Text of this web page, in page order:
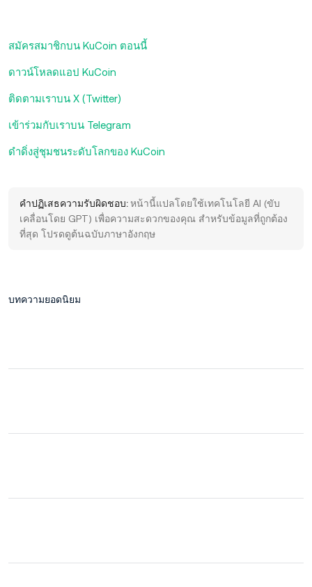
สมัครสมาชิกบน KuCoin ตอนนี้
ดาวน์โหลดแอป KuCoin
ติดตามเราบน X (Twitter)
เข้าร่วมกับเราบน Telegram
ดำดิ่งสู่ชุมชนระดับโลกของ KuCoin
คำปฏิเสธความรับผิดชอบ:หน้านี้แปลโดยใช้เทคโนโลยี AI (ขับ
เคลื่อนโดย GPT) เพื่อความสะดวกของคุณ สำหรับข้อมูลที่ถูกต้อง
ที่สุด โปรดดูต้นฉบับภาษาอังกฤษ
บทความยอดนิยม